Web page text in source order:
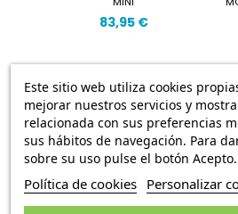
83,95 €
Este sitio web utiliza cookies
mejorar nuestros servicios y
relacionada con sus preferencias
sus hábitos de navegación. Para
sobre su uso pulse el botón Acepto.
Política de cookies Personalizar